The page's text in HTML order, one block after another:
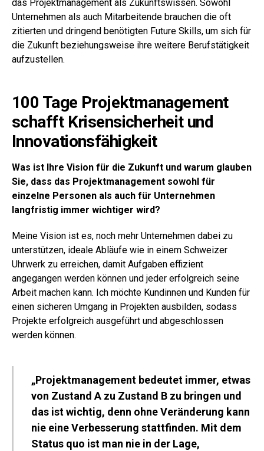
das Projektmanagement als Zukunftswissen. Sowohl
Unternehmen als auch Mitarbeitende brauchen die oft
zitierten und dringend benötigten Future Skills, um sich für
die Zukunft beziehungsweise ihre weitere Berufstätigkeit
aufzustellen.
100 Tage Projektmanagement
schafft Krisensicherheit und
Innovationsfähigkeit
Was ist Ihre Vision für die Zukunft und warum glauben
Sie, dass das Projektmanagement sowohl für
einzelne Personen als auch für Unternehmen
langfristig immer wichtiger wird?
Meine Vision ist es, noch mehr Unternehmen dabei zu
unterstützen, ideale Abläufe wie in einem Schweizer
Uhrwerk zu erreichen, damit Aufgaben effizient
angegangen werden können und jeder erfolgreich seine
Arbeit machen kann. Ich möchte Kundinnen und Kunden für
einen sicheren Umgang in Projekten ausbilden, sodass
Projekte erfolgreich ausgeführt und abgeschlossen
werden können.
„Projektmanagement bedeutet immer, etwas
von Zustand A zu Zustand B zu bringen und
das ist wichtig, denn ohne Veränderung kann
nie eine Verbesserung stattfinden. Mit dem
Status quo ist man nie in der Lage,